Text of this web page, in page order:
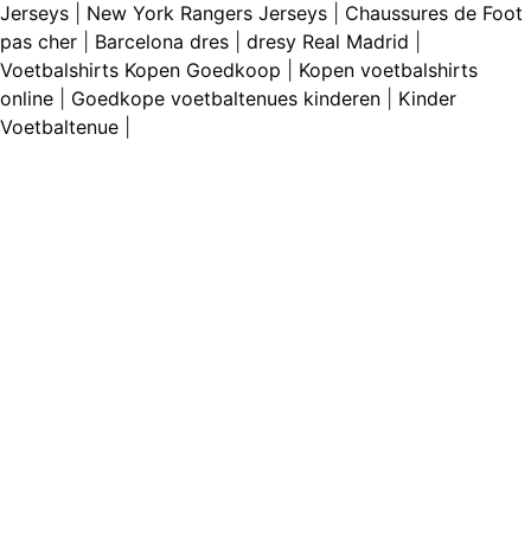
Jerseys
New York Rangers Jerseys
Chaussures de Foot
pas cher
Barcelona dres dresy Real Madrid
Voetbalshirts Kopen Goedkoop
Kopen voetbalshirts
online
Goedkope voetbaltenues kinderen
Kinder
Voetbaltenue